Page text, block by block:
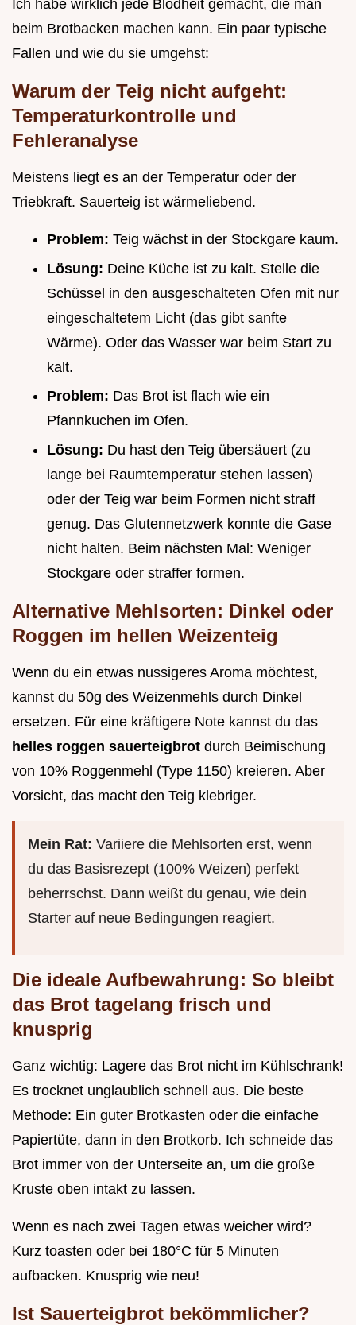
Ich habe wirklich jede Blödheit gemacht, die man
beim Brotbacken machen kann. Ein paar typische
Fallen und wie du sie umgehst:
Warum der Teig nicht aufgeht:
Temperaturkontrolle und
Fehleranalyse
Meistens liegt es an der Temperatur oder der
Triebkraft. Sauerteig ist wärmeliebend.
Problem: Teig wächst in der Stockgare kaum.
Lösung: Deine Küche ist zu kalt. Stelle die
Schüssel in den ausgeschalteten Ofen mit nur
eingeschaltetem Licht (das gibt sanfte
Wärme). Oder das Wasser war beim Start zu
kalt.
Problem: Das Brot ist flach wie ein
Pfannkuchen im Ofen.
Lösung: Du hast den Teig übersäuert (zu
lange bei Raumtemperatur stehen lassen)
oder der Teig war beim Formen nicht straff
genug. Das Glutennetzwerk konnte die Gase
nicht halten. Beim nächsten Mal: Weniger
Stockgare oder straffer formen.
Alternative Mehlsorten: Dinkel oder
Roggen im hellen Weizenteig
Wenn du ein etwas nussigeres Aroma möchtest,
kannst du 50g des Weizenmehls durch Dinkel
ersetzen. Für eine kräftigere Note kannst du das
helles roggen sauerteigbrot durch Beimischung
von 10% Roggenmehl (Type 1150) kreieren. Aber
Vorsicht, das macht den Teig klebriger.
Mein Rat: Variiere die Mehlsorten erst, wenn
du das Basisrezept (100% Weizen) perfekt
beherrschst. Dann weißt du genau, wie dein
Starter auf neue Bedingungen reagiert.
Die ideale Aufbewahrung: So bleibt
das Brot tagelang frisch und
knusprig
Ganz wichtig: Lagere das Brot nicht im Kühlschrank!
Es trocknet unglaublich schnell aus. Die beste
Methode: Ein guter Brotkasten oder die einfache
Papiertüte, dann in den Brotkorb. Ich schneide das
Brot immer von der Unterseite an, um die große
Kruste oben intakt zu lassen.
Wenn es nach zwei Tagen etwas weicher wird?
Kurz toasten oder bei 180°C für 5 Minuten
aufbacken. Knusprig wie neu!
Ist Sauerteigbrot bekömmlicher?